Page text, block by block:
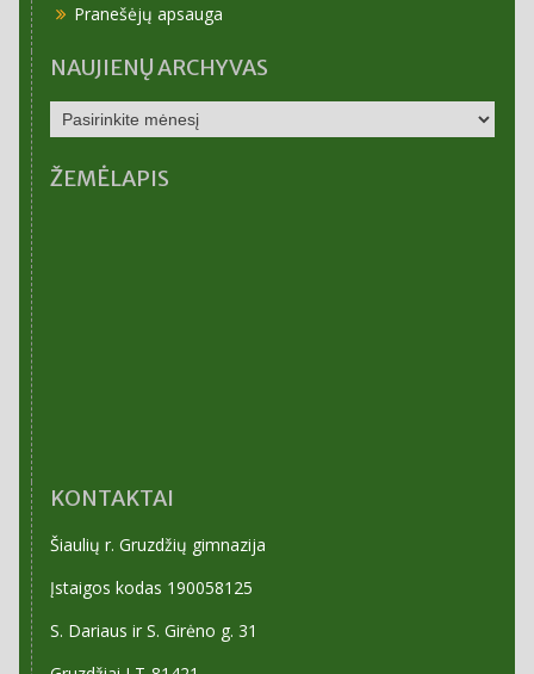
Pranešėjų apsauga
NAUJIENŲ ARCHYVAS
NAUJIENŲ
ARCHYVAS
ŽEMĖLAPIS
KONTAKTAI
Šiaulių r. Gruzdžių gimnazija
Įstaigos kodas 190058125
S. Dariaus ir S. Girėno g. 31